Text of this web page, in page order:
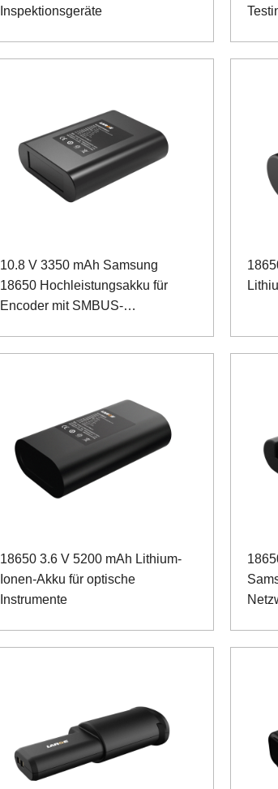
Inspektionsgeräte
10.8 V 3350 mAh Samsung
18650 Hochleistungsakku für
Encoder mit SMBUS-
18650 3.6 V 5200 mAh Lithium-
Ionen-Akku für optische
Instrumente